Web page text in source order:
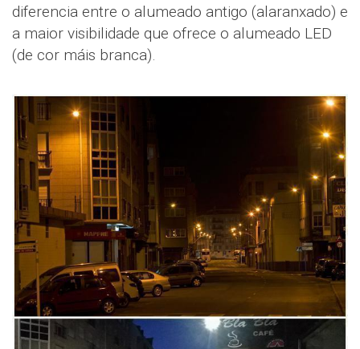
diferencia entre o alumeado antigo (alaranxado) e
a maior visibilidade que ofrece o alumeado LED
(de cor máis branca).